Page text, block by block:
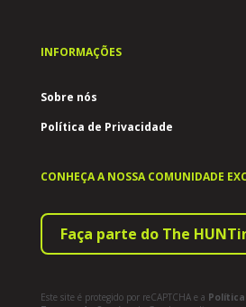
INFORMAÇÕES
CONHEÇA A NOSSA COMUNIDADE